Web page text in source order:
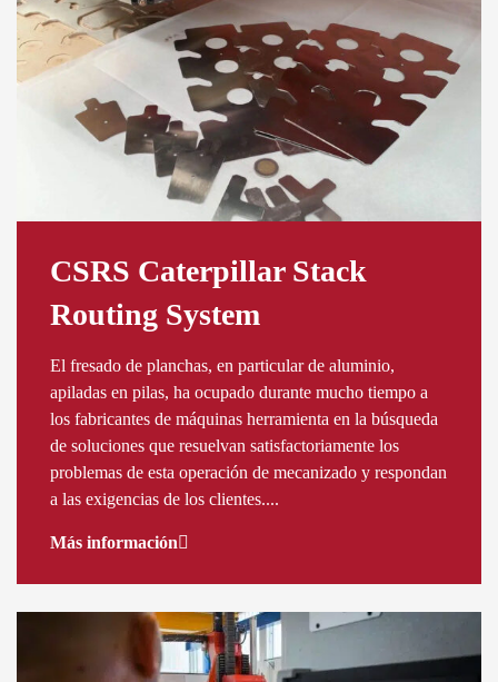
CSRS Caterpillar Stack
Routing System
El fresado de planchas, en particular de aluminio,
apiladas en pilas, ha ocupado durante mucho tiempo a
los fabricantes de máquinas herramienta en la búsqueda
de soluciones que resuelvan satisfactoriamente los
problemas de esta operación de mecanizado y respondan
a las exigencias de los clientes....
Más información